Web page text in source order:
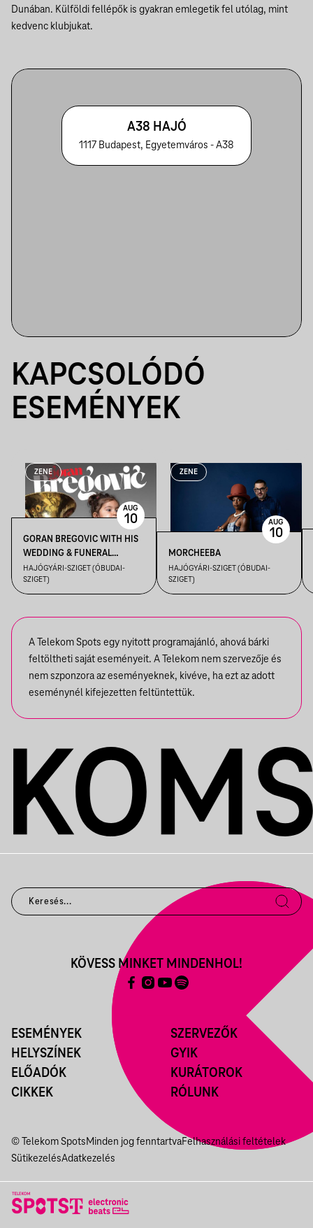
Dunában. Külföldi fellépők is gyakran emlegetik fel utólag, mint
kedvenc klubjukat.
A38 HAJÓ
1117 Budapest, Egyetemváros - A38
KAPCSOLÓDÓ
ESEMÉNYEK
ZENE
GORAN BREGOVIC WITH HIS
WEDDING & FUNERAL
ORCHESTRA
HAJÓGYÁRI-SZIGET (ÓBUDAI-
SZIGET)
AUG
10
ZENE
MORCHEEBA
HAJÓGYÁRI-SZIGET (ÓBUDAI-
SZIGET)
AUG
10
A Telekom Spots egy nyitott programajánló, ahová bárki
feltöltheti saját eseményeit. A Telekom nem szervezője és
nem szponzora az eseményeknek, kivéve, ha ezt az adott
eseménynél kifejezetten feltüntettük.
ESEMÉNYEK
HELYSZÍNEK
ELŐADÓK
CIKKEK
SZERVEZŐK
GYIK
KURÁTOROK
RÓLUNK
KÖVESS MINKET MINDENHOL!
© Telekom SpotsMinden jog fenntartvaFelhasználási feltételek
SütikezelésAdatkezelés